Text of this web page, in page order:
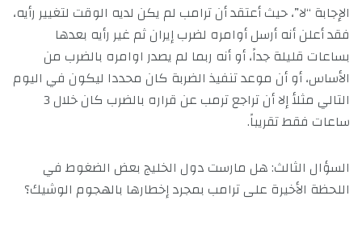
الإجابة “لا”، حيث أعتقد أن ترامب لم يكن لديه الوقت لتغيير رأيه،
فقد أعلن أنه أرسل أوامره لضرب إيران ثم غير رأيه بعدها
بساعات قليلة جداً، أو أنه ربما لم يصدر اوامره بالضرب من
الأساس، أو أن موعد تنفيذ الضربة كان محددا ليكون في اليوم
التالي مثلأ إلا أن تراجع ترمب عن قراره بالضرب كان خلال 3
ساعات فقط تقريباً.
السؤال الثالث: هل مارست دول الخليج بعض الضغوط في
اللحظة الأخيرة على ترامب بمجرد إخطارها بالهجوم الوشيك؟